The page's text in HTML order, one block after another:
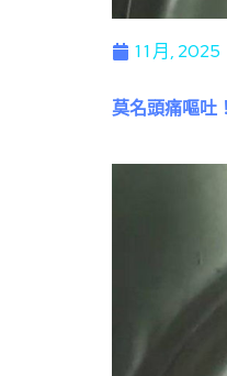
1 1 月, 2025
莫名頭痛嘔吐